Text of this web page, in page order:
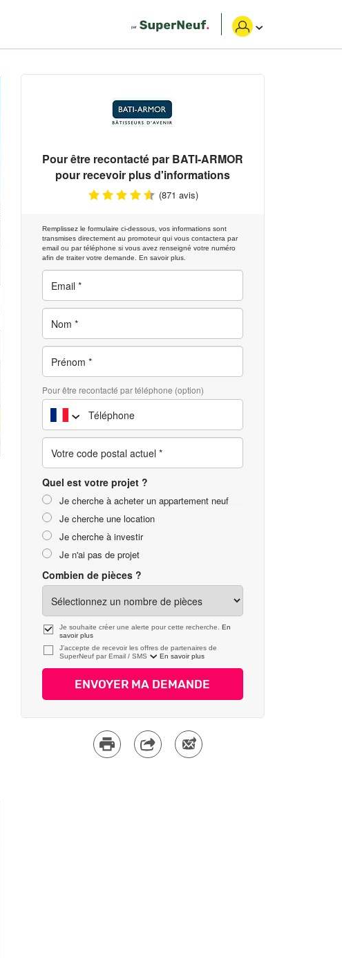
Pour être recontacté par BATI-ARMOR
pour recevoir plus d'informations
(871 avis)
Remplissez le formulaire ci-dessous, vos informations sont
transmises directement au promoteur qui vous contactera par
email ou par téléphone si vous avez renseigné votre numéro
afin de traiter votre demande. En savoir plus.
Pour être recontacté par téléphone (option)
Quel est votre projet ?
Je cherche à acheter un appartement neuf
Je cherche une location
Je cherche à investir
Je n'ai pas de projet
Combien de pièces ?
Je souhaite créer une alerte pour cette recherche. En
savoir plus
J’accepte de recevoir les offres de partenaires de
SuperNeuf par
En savoir plus
ENVOYER MA DEMANDE